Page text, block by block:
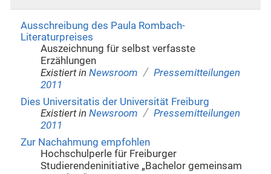
Ausschreibung des Paula Rombach-
Literaturpreises
Auszeichnung für selbst verfasste
Erzählungen
Existiert in Newsroom / Pressemitteilungen
2011
Dies Universitatis der Universität Freiburg
Existiert in Newsroom / Pressemitteilungen
2011
Zur Nachahmung empfohlen
Hochschulperle für Freiburger
Studierendeninitiative „Bachelor gemeinsam